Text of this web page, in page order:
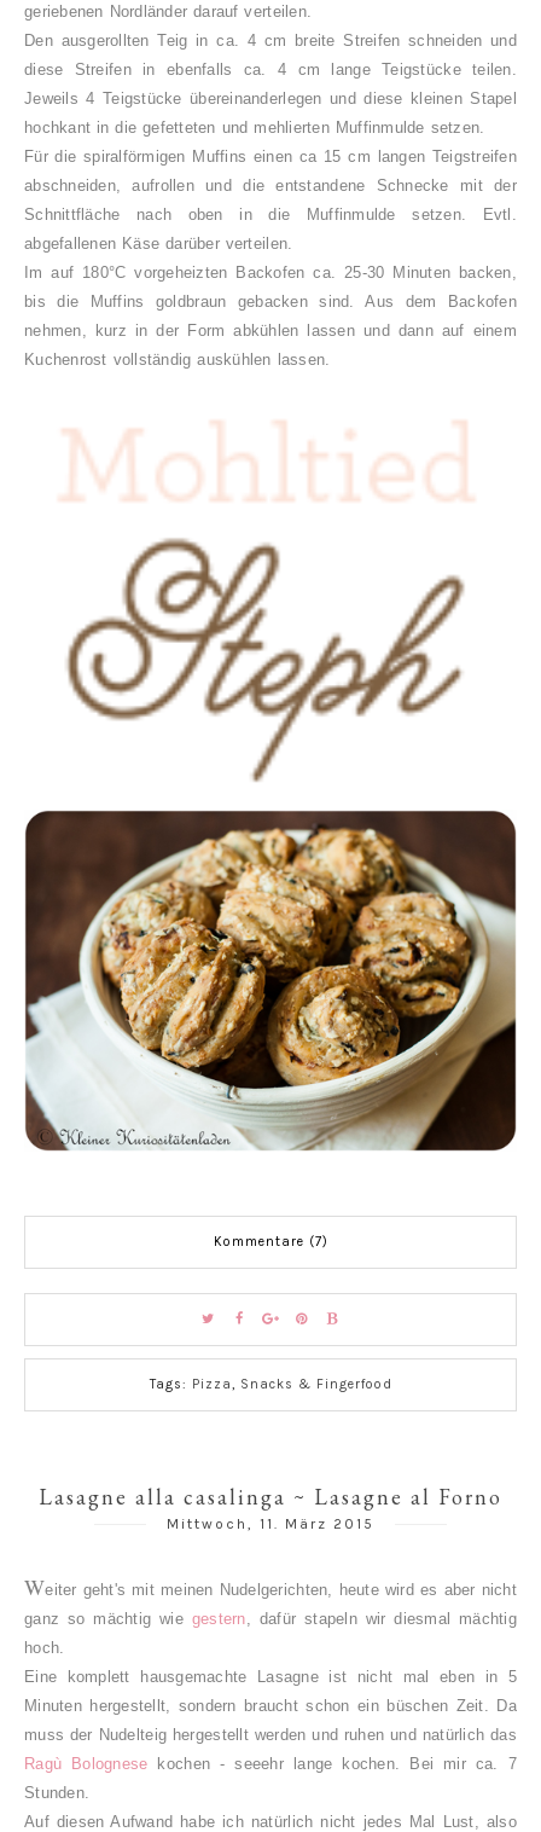
geriebenen Nordländer darauf verteilen.
Den ausgerollten Teig in ca. 4 cm breite Streifen schneiden und
diese Streifen in ebenfalls ca. 4 cm lange Teigstücke teilen.
Jeweils 4 Teigstücke übereinanderlegen und diese kleinen Stapel
hochkant in die gefetteten und mehlierten Muffinmulde setzen.
Für die spiralförmigen Muffins einen ca 15 cm langen Teigstreifen
abschneiden, aufrollen und die entstandene Schnecke mit der
Schnittfläche nach oben in die Muffinmulde setzen. Evtl.
abgefallenen Käse darüber verteilen.
Im auf 180°C vorgeheizten Backofen ca. 25-30 Minuten backen,
bis die Muffins goldbraun gebacken sind. Aus dem Backofen
nehmen, kurz in der Form abkühlen lassen und dann auf einem
Kuchenrost vollständig auskühlen lassen.
Kommentare (7)
Tags: Pizza, Snacks & Fingerfood
Lasagne alla casalinga ~ Lasagne al Forno
Mittwoch, 11. März 2015
Weiter geht's mit meinen Nudelgerichten, heute wird es aber nicht
ganz so mächtig wie gestern , dafür stapeln wir diesmal mächtig
hoch.
Eine komplett hausgemachte Lasagne ist nicht mal eben in 5
Minuten hergestellt, sondern braucht schon ein büschen Zeit. Da
muss der Nudelteig hergestellt werden und ruhen und natürlich das
Ragù Bolognese kochen - seeehr lange kochen. Bei mir ca. 7
Stunden.
Auf diesen Aufwand habe ich natürlich nicht jedes Mal Lust, also